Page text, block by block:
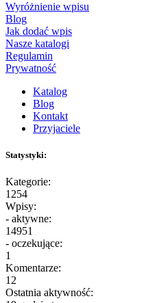
Wyróżnienie wpisu
Blog
Jak dodać wpis
Nasze katalogi
Regulamin
Prywatność
Katalog
Blog
Kontakt
Przyjaciele
Statystyki:
Kategorie:
1254
Wpisy:
- aktywne:
14951
- oczekujące:
1
Komentarze:
12
Ostatnia aktywność: